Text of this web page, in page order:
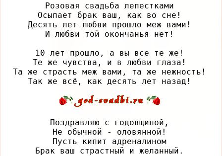
Розовая свадьба лепестками
Осыпает брак ваш, как во сне!
Десять лет любви прошло меж вами!
И любви той окончанья нет!
10 лет прошло, а вы все те же!
Те же чувства, и в любви глаза!
Та же страсть меж вами, та же нежность!
Поздравляю с годовщиной,
Не обычной - оловянной!
Пусть кипит адреналином
Брак ваш страстный и желанный.